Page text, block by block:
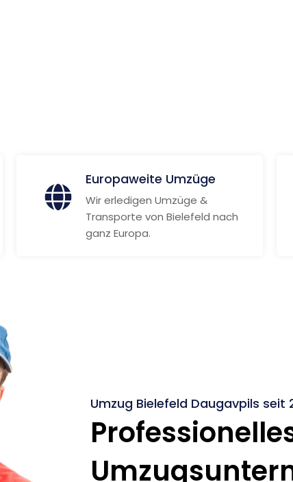
Europaweite Umzüge
Wir erledigen Umzüge &
Transporte von Bielefeld nach
ganz Europa.
Umzug Bielefeld Daugavpils seit